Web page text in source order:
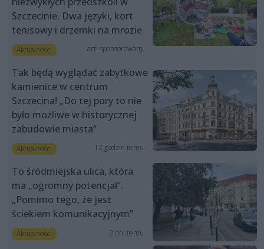
Szczecinie. Dwa języki, kort
tenisowy i drzemki na mrozie
Aktualności art. sponsorowany
Tak będą wyglądać zabytkowe
kamienice w centrum
Szczecina! „Do tej pory to nie
było możliwe w historycznej
zabudowie miasta”
Aktualności 12 godzin temu
To śródmiejska ulica, która
ma „ogromny potencjał”.
„Pomimo tego, że jest
ściekiem komunikacyjnym”
Aktualności 2 dni temu